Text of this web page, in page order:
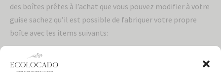
des boîtes prêtes à l’achat que vous pouvez modifier à votre
guise sachez qu’il est possible de fabriquer votre propre
boîte avec les items suivants: